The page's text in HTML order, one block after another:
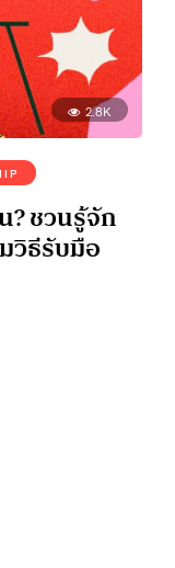
2.8K
ชวนรู้จัก
วิธีรับมือ